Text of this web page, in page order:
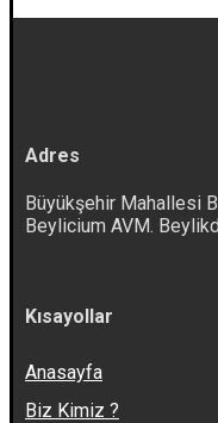
Adres
Büyükşehir Mahallesi
Beylicium AVM.
Kısayollar
Anasayfa
Biz Kimiz ?